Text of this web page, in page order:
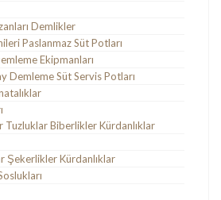
Demlikler
Paslanmaz Süt Potları
Ekipmanları
Demleme Süt Servis Potları
Tuzluklar Biberlikler Kürdanlıklar
Şekerlikler Kürdanlıklar